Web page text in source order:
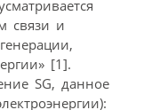
связи и
[1].
SG, данное